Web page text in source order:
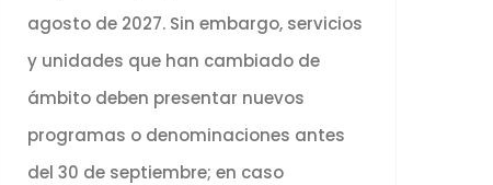
agosto de 2027. Sin embargo, servicios
y unidades que han cambiado de
ámbito deben presentar nuevos
programas o denominaciones antes
del 30 de septiembre; en caso